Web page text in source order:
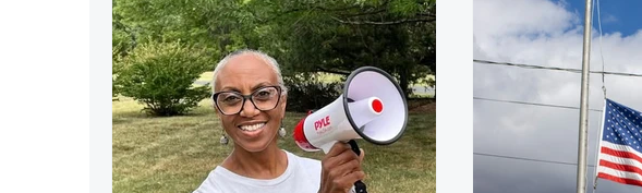
Español Educación Inmigración Crimen
COVID-19 Política Tecnología Economía
Desamparados Carreteras Comunidad Historias